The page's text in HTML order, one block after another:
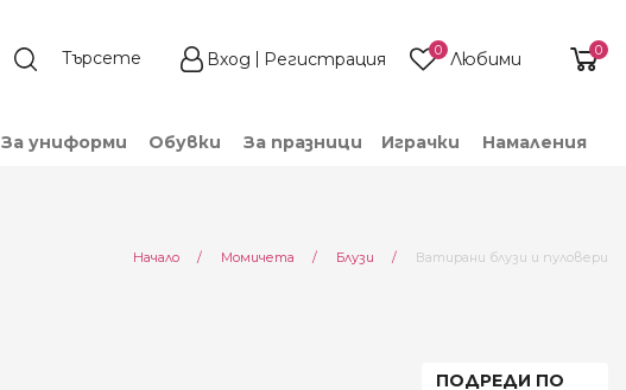
Вход Регистрация Любими
0 0
За униформи Обувки За празници Играчки Намаления
Начало Момичета Блузи Current:
Ватирани блузи и пуловери
ПОДРЕДИ ПО